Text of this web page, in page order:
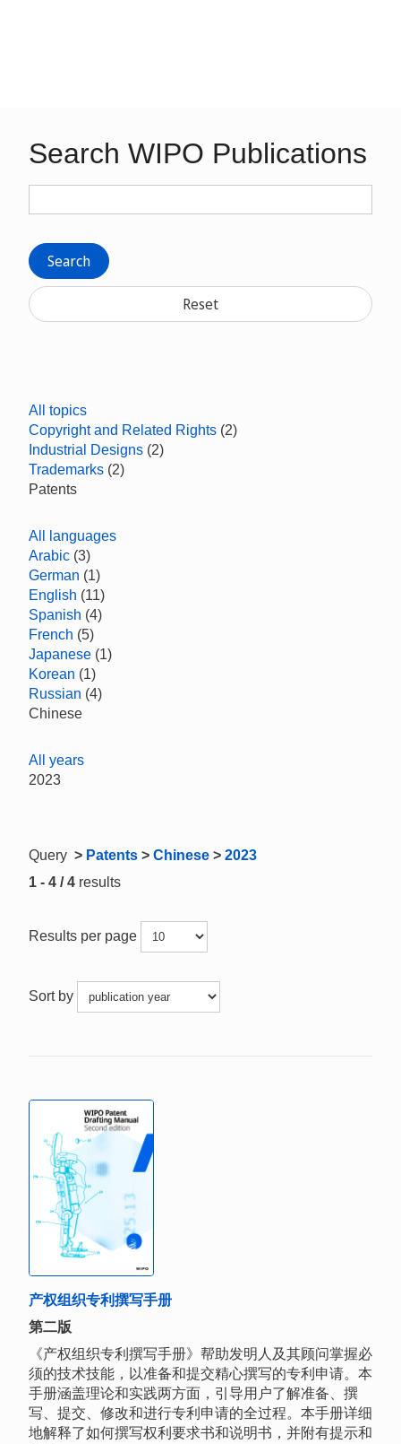
Search WIPO Publications
Search
Reset
All topics
Copyright and Related Rights (2)
Industrial Designs (2)
Trademarks (2)
Patents
All languages
Arabic (3)
German (1)
English (11)
Spanish (4)
French (5)
Japanese (1)
Korean (1)
Russian (4)
Chinese
All years
2023
Query > Patents > Chinese > 2023
1 - 4 / 4 results
Results per page
Sort by
产权组织专利撰写手册
第二版
《产权组织专利撰写手册》帮助发明人及其顾问掌握必
须的技术技能，以准备和提交精心撰写的专利申请。本
手册涵盖理论和实践两方面，引导用户了解准备、撰
写、提交、修改和进行专利申请的全过程。本手册详细
地解释了如何撰写权利要求书和说明书，并附有提示和